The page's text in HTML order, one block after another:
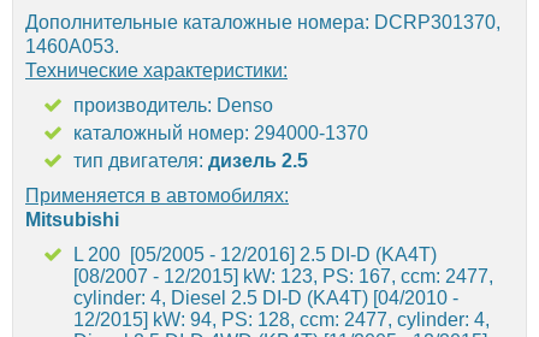
Дополнительные каталожные номера: DCRP301370,
1460A053.
Технические характеристики:
производитель: Denso
каталожный номер: 294000-1370
тип двигателя: дизель 2.5
Применяется в автомобилях:
Mitsubishi
L 200 [05/2005 - 12/2016] 2.5 DI-D (KA4T)
[08/2007 - 12/2015] kW: 123, PS: 167, ccm: 2477,
cylinder: 4, Diesel 2.5 DI-D (KA4T) [04/2010 -
12/2015] kW: 94, PS: 128, ccm: 2477, cylinder: 4,